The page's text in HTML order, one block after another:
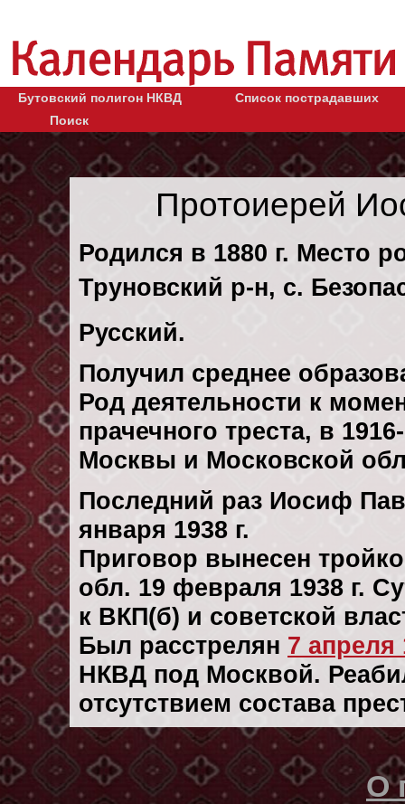
Бутовский полигон НКВД
Список пострадавших
Поиск
Протоиерей
Родился в 1880 г. Место
Труновский р-н, с.
Русский.
Получил среднее
Род деятельности к
прачечного треста, в
Москвы и Московской
Последний раз Иосиф
января 1938 г.
Приговор вынесен
обл. 19 февраля 1938 г.
к ВКП(б) и советской
Был расстрелян 7 апреля
НКВД под Москвой.
отсутствием состава
О